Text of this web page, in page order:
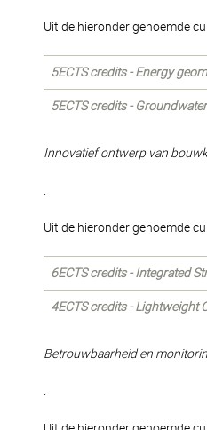
Uit de hieronder genoemde
5ECTS credits - Energy
5ECTS credits -
Innovatief ontwerp van
Uit de hieronder genoemde
6ECTS credits - Integrated
4ECTS credits - Lightweight
Betrouwbaarheid en